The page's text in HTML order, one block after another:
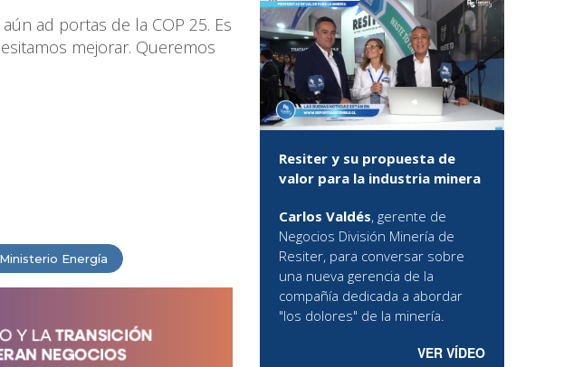
ad portas de la COP 25. Es
mejorar. Queremos
Ministerio Energía
Resiter y su propuesta de
valor para la industria minera
Carlos Valdés, gerente de
Negocios División Minería de
Resiter, para conversar sobre
una nueva gerencia de la
compañía dedicada a abordar
"los dolores" de la minería.
VER VÍDEO